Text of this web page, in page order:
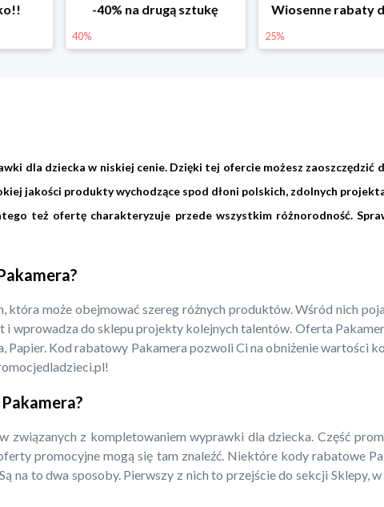
-40% na drugą sztukę
40%
Wiosenne rabaty
25%
dla dziecka w niskiej cenie. Dzięki tej ofercie możesz zaoszczędzić
jakości produkty wychodzące spod dłoni polskich, zdolnych
też ofertę charakteryzuje przede wszystkim różnorodność.
może obejmować szereg różnych produktów. Wśród nich
wprowadza do sklepu projekty kolejnych talentów. Oferta
Papier. Kod rabatowy Pakamera pozwoli Ci na obniżenie wartości
związanych z kompletowaniem wyprawki dla dziecka. Część
promocyjne mogą się tam znaleźć. Niektóre kody rabatowe
na to dwa sposoby. Pierwszy z nich to przejście do sekcji Sklepy,